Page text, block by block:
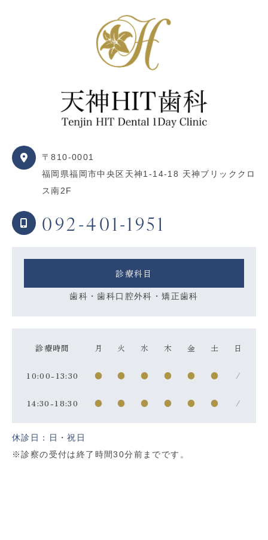
〒810-0001
福岡県福岡市中央区天神1-14-18 天神ブリッククロ
ス南2F
092-401-1951
診療科目
歯科・歯科口腔外科・矯正歯科
診療時間 月 火 水 木 金 土 日
10:00-13:30 ● ● ● ● ● ● /
14:30-18:30 ● ● ● ● ● ● /
休診日：日・祝日
※診察の受付は終了時間30分前までです。